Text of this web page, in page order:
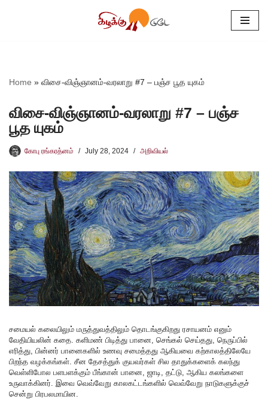
Home » விசை-விஞ்ஞானம்-வரலாறு #7 – பஞ்ச பூத யுகம்
விசை-விஞ்ஞானம்-வரலாறு #7 – பஞ்ச
பூத யுகம்
கோபு ரங்கரத்னம் July 28, 2024 அறிவியல்
சமையல் கலையிலும் மருத்துவத்திலும் தொடங்குகிறது ரசாயனம் எனும்
வேதியியலின் கதை. களிமண் பிடித்து பானை, செங்கல் செய்தது, நெருப்பில்
எரித்து, பின்னர் பானைகளில் உணவு சமைத்தது ஆகியவை கற்காலத்திலேயே
பிறந்த வழக்கங்கள். சீன தேசத்துக் குயவர்கள் சில தாதுக்களைக் கலந்து
வெள்ளிபோல பளபளக்கும் பீங்கான் பானை, ஜாடி, தட்டு, ஆகிய கலங்களை
உருவாக்கினர். இவை வெவ்வேறு காலகட்டங்களில் வெவ்வேறு நாடுகளுக்குச்
சென்று பிரபலமாயின.